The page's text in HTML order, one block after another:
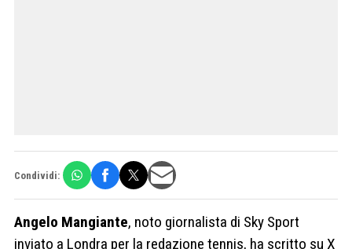
Condividi:
Angelo Mangiante, noto giornalista di Sky Sport
inviato a Londra per la redazione tennis, ha scritto su X